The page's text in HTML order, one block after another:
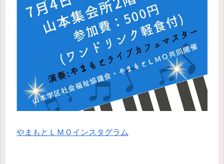
やまもとＬＭＯインスタグラム